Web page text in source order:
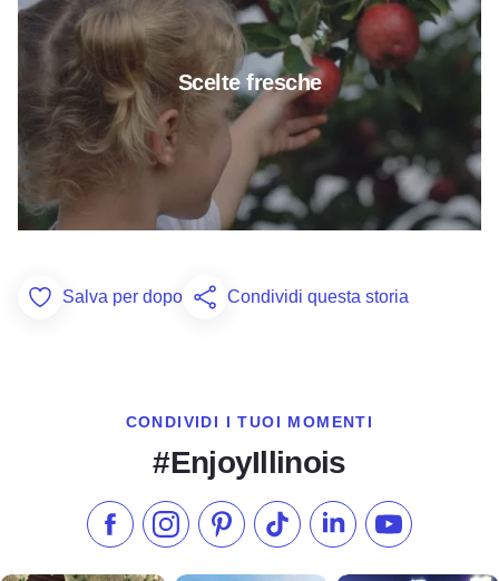
Scelte fresche
Add to Favorites
Salva per dopo Condividi questa storia
CONDIVIDI I TUOI MOMENTI
#EnjoyIllinois
Metti "Mi piace" su Facebook
Seguici su Instagram
Visita il nostro Pinterest
Seguici su TikTok
Seguici su LinkedIn
Iscriviti al